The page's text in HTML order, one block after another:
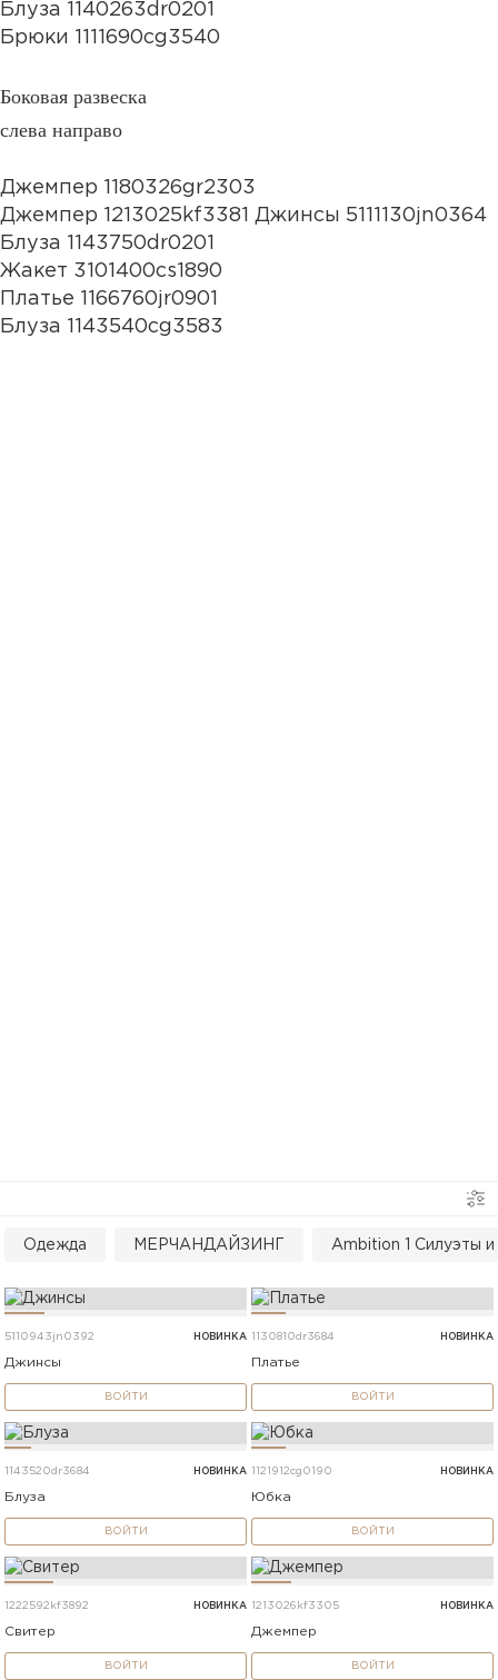
Блуза 1140263dr0201
Брюки 1111690cg3540
Боковая развеска
слева направо
Джемпер 1180326gr2303
Джемпер 1213025kf3381 Джинсы 5111130jn0364
Блуза 1143750dr0201
Жакет 3101400cs1890
Платье 1166760jr0901
Блуза 1143540cg3583
Одежда МЕРЧАНДАЙЗИНГ Ambition 1 Силуэты
5110943jn0392 НОВИНКА
Джинсы
ВОЙТИ
1130810dr3684 НОВИНКА
Платье
ВОЙТИ
1143520dr3684 НОВИНКА
Блуза
ВОЙТИ
1121912cg0190 НОВИНКА
Юбка
ВОЙТИ
1222592kf3892 НОВИНКА
Свитер
ВОЙТИ
1213026kf3305 НОВИНКА
Джемпер
ВОЙТИ